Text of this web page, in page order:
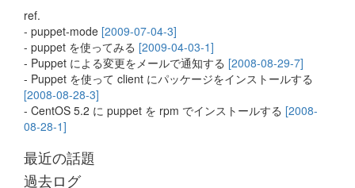
ref.
- puppet-mode [2009-07-04-3]
- puppet を使ってみる [2009-04-03-1]
- Puppet による変更をメールで通知する [2008-08-29-7]
- Puppet を使って client にパッケージをインストールする
[2008-08-28-3]
- CentOS 5.2 に puppet を rpm でインストールする [2008-
08-28-1]
最近の話題
過去ログ